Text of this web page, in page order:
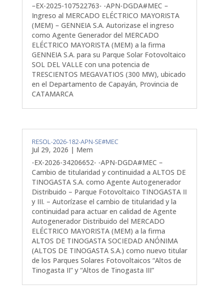
–EX-2025-107522763- -APN-DGDA#MEC –
Ingreso al MERCADO ELÉCTRICO MAYORISTA
(MEM) – GENNEIA S.A. Autorizase el ingreso
como Agente Generador del MERCADO
ELÉCTRICO MAYORISTA (MEM) a la firma
GENNEIA S.A. para su Parque Solar Fotovoltaico
SOL DEL VALLE con una potencia de
TRESCIENTOS MEGAVATIOS (300 MW), ubicado
en el Departamento de Capayán, Provincia de
CATAMARCA
RESOL-2026-182-APN-SE#MEC
Jul 29, 2026 | Mem
-EX-2026-34206652- -APN-DGDA#MEC –
Cambio de titularidad y continuidad a ALTOS DE
TINOGASTA S.A. como Agente Autogenerador
Distribuido – Parque Fotovoltaico TINOGASTA II
y III. – Autorízase el cambio de titularidad y la
continuidad para actuar en calidad de Agente
Autogenerador Distribuido del MERCADO
ELÉCTRICO MAYORISTA (MEM) a la firma
ALTOS DE TINOGASTA SOCIEDAD ANÓNIMA
(ALTOS DE TINOGASTA S.A.) como nuevo titular
de los Parques Solares Fotovoltaicos “Altos de
Tinogasta II” y “Altos de Tinogasta III”